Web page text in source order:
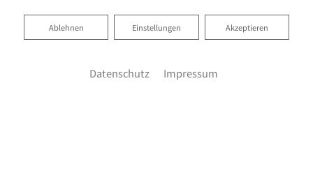
Aber auch in Neubauten sind Kostengründe oft ein
entscheidender Faktor, sich gegen eine zentrale
dezentrale Wohnraumlüftung mit
Wärmerückgewinnung. Herrmann GmbH ist Ihr
Akzeptieren
Einstellungen
Ablehnen
Ablehnen
Datenschutz Impressum